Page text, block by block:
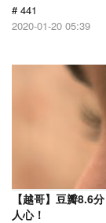
# 441
2020-01-20 05:39
【越哥】豆瓣8.6
人心！